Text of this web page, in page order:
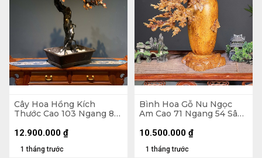
Cây Hoa Hồng Kích
Thước Cao 103 Ngang 80
Ngư - Lá Gỗ Sưa - Thân
1 tháng trước
12.900.000 ₫
Bình Hoa Gỗ Nu Ngọc
Am Cao 71 Ngang 54 Sâu
Đường Kính 18 (cm)
1 tháng trước
10.500.000 ₫